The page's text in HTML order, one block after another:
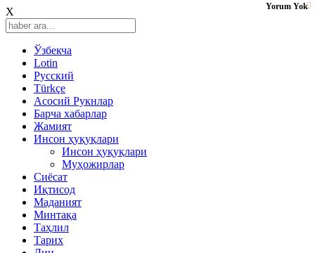
X
Ўзбекча
Lotin
Русский
Türkçe
Асосий Рукнлар
Барча хабарлар
Жамият
Инсон ҳуқуқлари
Инсон ҳуқуқлари
Муҳожирлар
Сиёсат
Иқтисод
Mаданият
Минтақа
Таҳлил
Тарих
Yorum Yok